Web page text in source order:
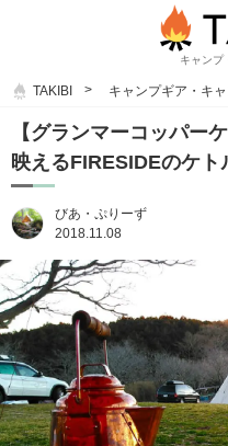
キャンプ
TAKIBI キャンプギア・キ
【グランマーコッパー
映えるFIRESIDEのケト
びあ・ぷりーず
2018.11.08